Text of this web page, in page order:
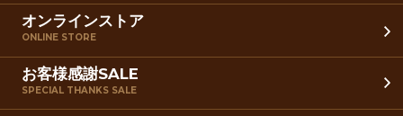
オンラインストア
ONLINE STORE
お客様感謝SALE
SPECIAL THANKS SALE